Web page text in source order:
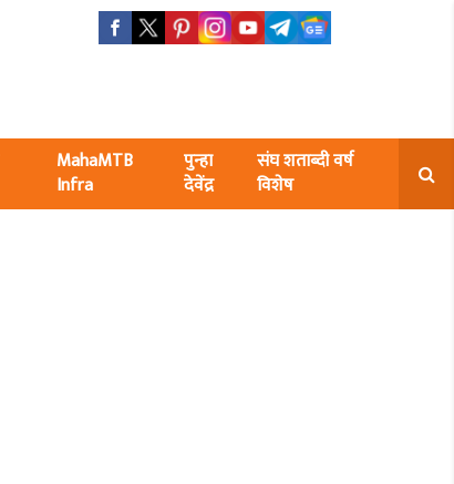
MahaMTB
Infra
पुन्हा
देवेंद्र
संघ शताब्दी वर्ष
विशेष